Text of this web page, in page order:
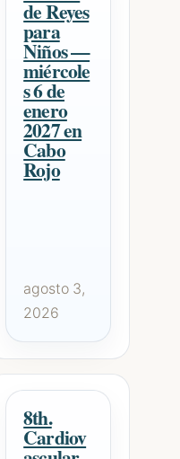
de Reyes
para
Niños —
miércole
s 6 de
enero
2027 en
Cabo
Rojo
agosto 3,
2026
8th.
Cardiov